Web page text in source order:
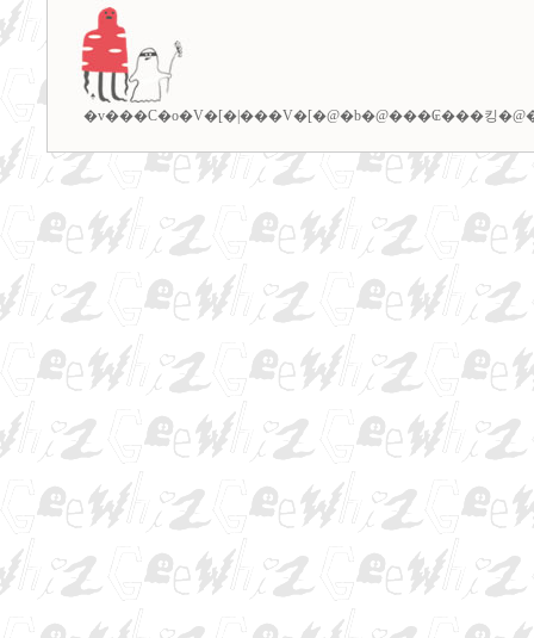
�v���C�o�V�[�|���V�[�@�b�@���₢���킹